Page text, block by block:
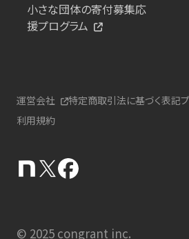
小さな団体の寄付募集応
援プログラム
運営会社 特定商取引法に基づく表記
利用規約
© 2025 congrant inc.